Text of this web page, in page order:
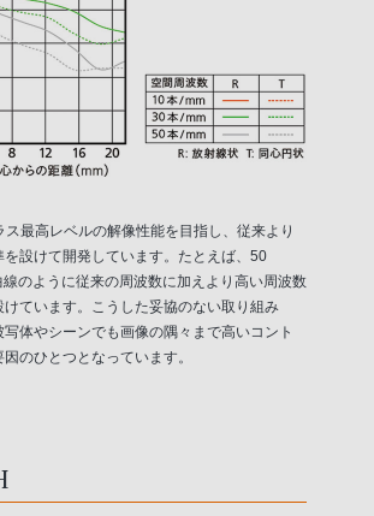
ス最高レベルの解像性能を目指し、従来より
を設けて開発しています。たとえば、50
のように従来の周波数に加えより高い周波数
ています。こうした妥協のない取り組み
体やシーンでも画像の隅々まで高いコント
のひとつとなっています。